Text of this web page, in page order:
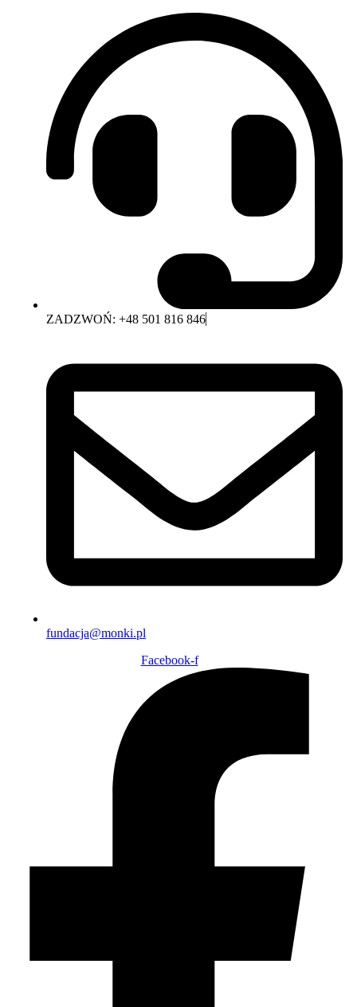
ZADZWOŃ: +48 501 816 846
fundacja@monki.pl
Facebook-f